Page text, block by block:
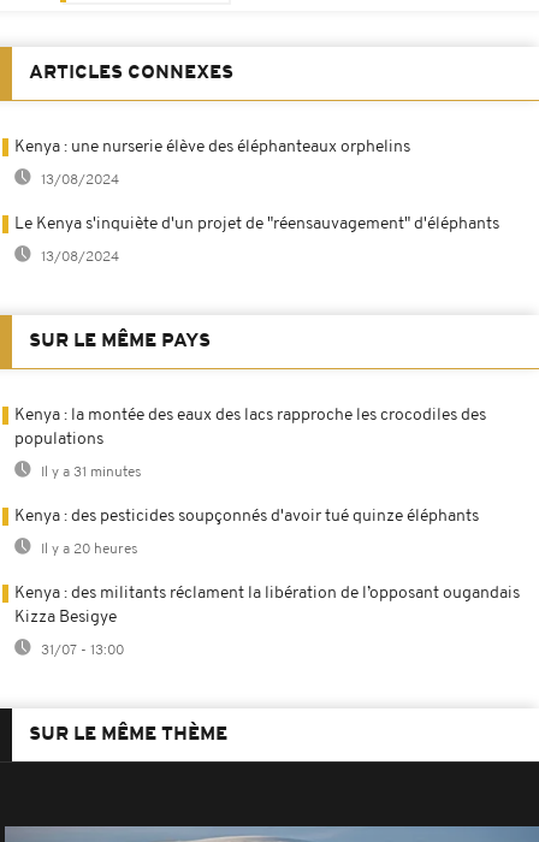
ARTICLES CONNEXES
Kenya : une nurserie élève des éléphanteaux orphelins
13/08/2024
Le Kenya s'inquiète d'un projet de "réensauvagement" d'éléphants
13/08/2024
SUR LE MÊME PAYS
Kenya : la montée des eaux des lacs rapproche les crocodiles des
populations
Il y a 31 minutes
Kenya : des pesticides soupçonnés d'avoir tué quinze éléphants
Il y a 20 heures
Kenya : des militants réclament la libération de l’opposant ougandais
Kizza Besigye
31/07 - 13:00
SUR LE MÊME THÈME